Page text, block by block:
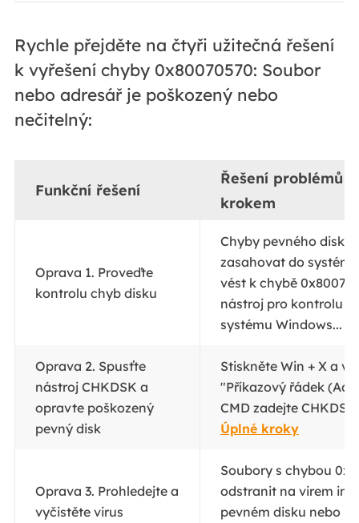
Rychle přejděte na čtyři užitečná řešení
k vyřešení chyby 0x80070570: Soubor
nebo adresář je poškozený nebo
nečitelný:
Funkční řešení
Řešení problémů
krokem
Oprava 1. Proveďte
kontrolu chyb disku
Chyby pevného disku
zasahovat do
vést k chybě
nástroj pro kontrolu
systému Windows...
Oprava 2. Spusťte
nástroj CHKDSK a
opravte poškozený
pevný disk
Stiskněte Win + X a
"Příkazový řádek
CMD zadejte
Úplné kroky
Oprava 3. Prohledejte a
vyčistěte virus
Soubory s chybou
odstranit na virem
pevném disku nebo